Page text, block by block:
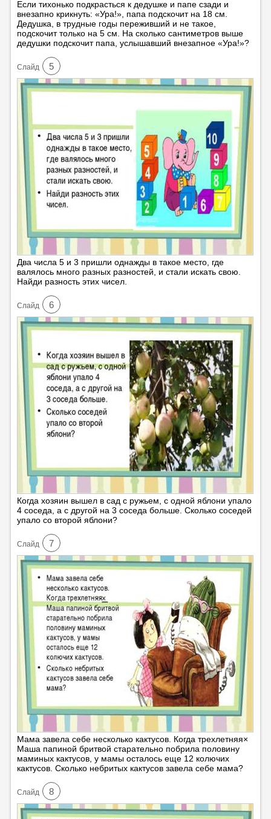
Если тихонько подкрасться к дедушке и папе сзади и
внезапно крикнуть: «Ура!», папа подскочит на 18 см.
Дедушка, в трудные годы переживший и не такое,
подскочит только на 5 см. На сколько сантиметров выше
дедушки подскочит папа, услышавший внезапное «Ура!»?
Cлайд 5
Два числа 5 и 3 пришли однажды в такое место, где
валялось много разных разностей, и стали искать свою.
Найди разность этих чисел.
Cлайд 6
Когда хозяин вышел в сад с ружьем, с одной яблони упало
4 соседа, а с другой на 3 соседа больше. Сколько соседей
упало со второй яблони?
Cлайд 7
Мама завела себе несколько кактусов. Когда трехлетняя×
Маша папиной бритвой старательно побрила половину
маминых кактусов, у мамы осталось еще 12 колючих
кактусов. Сколько небритых кактусов завела себе мама?
Cлайд 8